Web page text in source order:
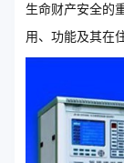
生命财产安全的
用、功能及其在